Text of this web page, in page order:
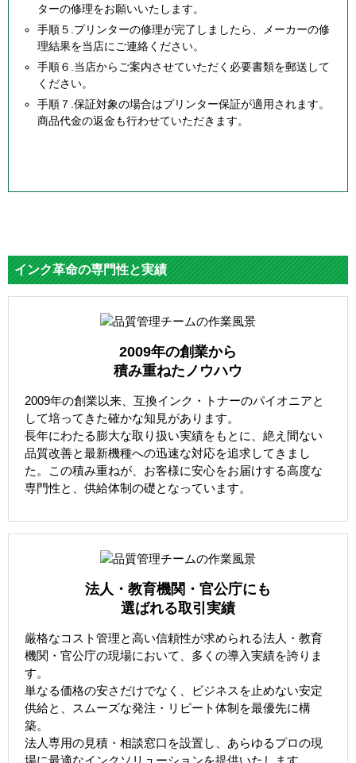
ターの修理をお願いいたします。
手順５.プリンターの修理が完了しましたら、メーカーの修
理結果を当店にご連絡ください。
手順６.当店からご案内させていただく必要書類を郵送して
ください。
手順７.保証対象の場合はプリンター保証が適用されます。
商品代金の返金も行わせていただきます。
インク革命の専門性と実績
2009年の創業から
積み重ねたノウハウ
2009年の創業以来、互換インク・トナーのパイオニアと
して培ってきた確かな知見があります。
長年にわたる膨大な取り扱い実績をもとに、絶え間ない
品質改善と最新機種への迅速な対応を追求してきまし
た。この積み重ねが、お客様に安心をお届けする高度な
専門性と、供給体制の礎となっています。
法人・教育機関・官公庁にも
選ばれる取引実績
厳格なコスト管理と高い信頼性が求められる法人・教育
機関・官公庁の現場において、多くの導入実績を誇りま
す。
単なる価格の安さだけでなく、ビジネスを止めない安定
供給と、スムーズな発注・リピート体制を最優先に構
築。
法人専用の見積・相談窓口を設置し、あらゆるプロの現